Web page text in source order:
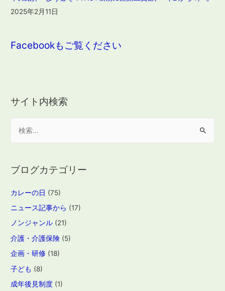
2025年2月11日
Facebookもご覧ください
サイト内検索
ブログカテゴリー
カレーの日 (75)
ニュース記事から (17)
ノンジャンル (21)
介護・介護保険 (5)
企画・研修 (18)
子ども (8)
成年後見制度 (1)